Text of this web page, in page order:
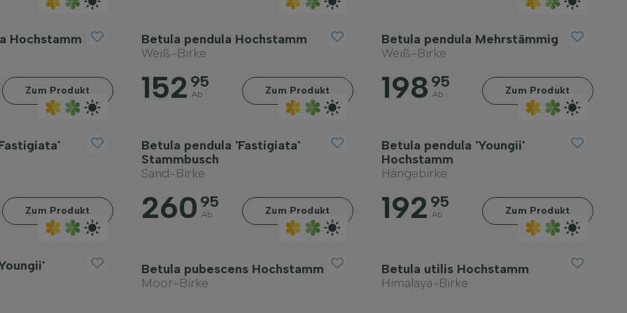
Hochstamm
Zum Produkt
Betula pendula Hochstamm
Weiß-Birke
152 95
Ab Zum Produkt
Betula pendula Mehrstämmig
Weiß-Birke
198 95
Ab Zum Produkt
Zum Produkt
Betula pendula 'Fastigiata'
Stammbusch
Sand-Birke
260 95
Ab Zum Produkt
Betula pendula 'Youngii'
Hochstamm
Hängebirke
192 95
Ab Zum Produkt
Betula pubescens Hochstamm
Moor-Birke
Betula utilis Hochstamm
Himalaya-Birke